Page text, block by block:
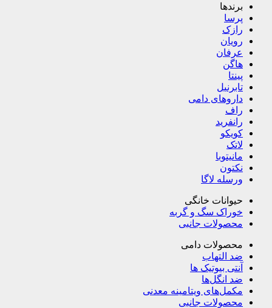
برندها
پرسا
رازک
رویان
عرفان
هاگن
پینتا
تابرنیل
داروهای دامی
راف
رانفرید
کویکو
لاتک
مانیتوبا
نکتون
ورسله لاگا
حیوانات خانگی
خوراک سگ و گربه
محصولات جانبی
محصولات دامی
ضد التهاب
آنتی بیوتیک ها
ضد انگل‌ها
مکمل‌های ویتامینه معدنی
محصولات جانبی